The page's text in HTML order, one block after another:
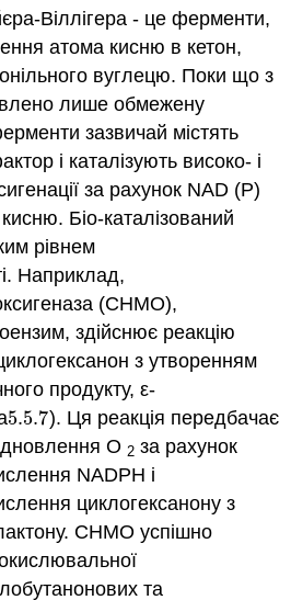
Віллігера - це ферменти,
атома кисню в кетон,
вуглецю. Поки що з
лише обмежену
зазвичай містять
і каталізують високо- і
за рахунок NAD (P)
Біо-каталізований
рівнем
Наприклад,
(CHMO),
здійснює реакцію
з утворенням
продукту, ε-
5.5.7
5.5.7). Ця реакція передбачає
O 2 за рахунок
NADPH і
циклогексанону з
CHMO успішно
та